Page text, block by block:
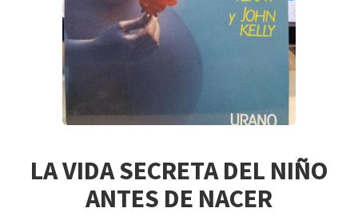
LA VIDA SECRETA DEL NIÑO
ANTES DE NACER